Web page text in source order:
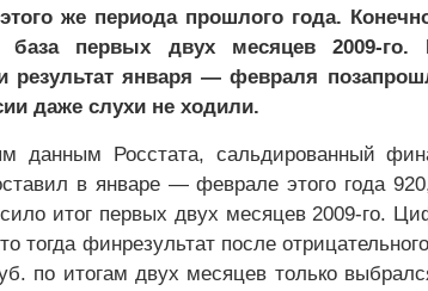
же периода прошлого года.
база первых двух месяцев 2009-
результат января — февраля
даже слухи не ходили.
данным Росстата, сальдированный
в январе — феврале этого года
итог первых двух месяцев 2009-го.
тогда финрезультат после
по итогам двух месяцев только